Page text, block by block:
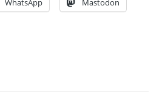
WhatsApp Mastodon